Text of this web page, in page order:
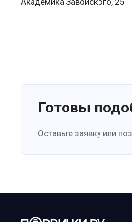
Академика Завойского, 25
Готовы
Оставьте заявку или